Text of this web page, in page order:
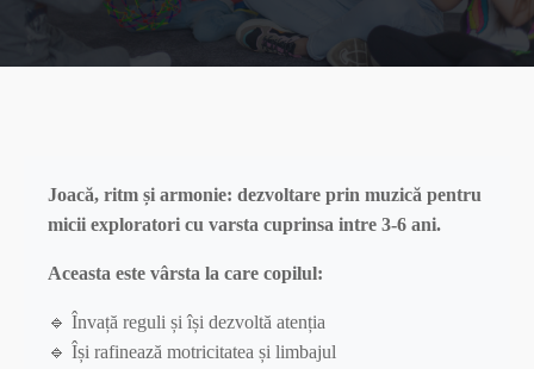
Joacă, ritm și armonie: dezvoltare prin muzică pentru
micii exploratori cu varsta cuprinsa intre 3-6 ani.
Aceasta este vârsta la care copilul:
🔹 Învață reguli și își dezvoltă atenția
🔹 Își rafinează motricitatea și limbajul